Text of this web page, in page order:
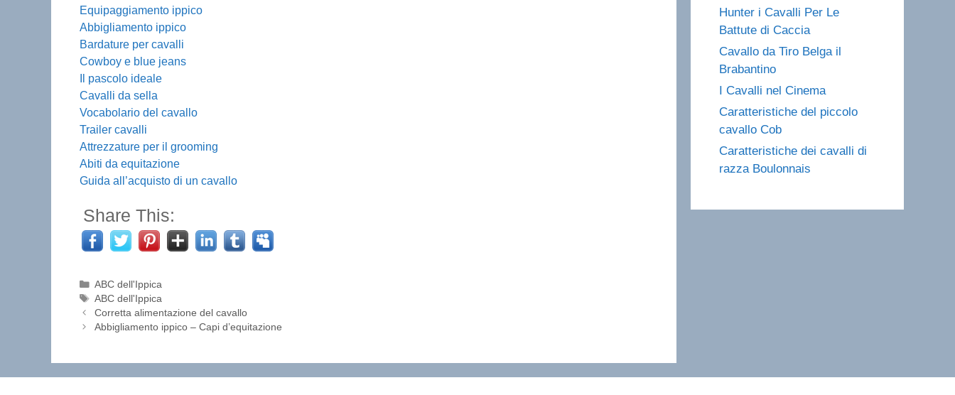
Equipaggiamento ippico
Abbigliamento ippico
Bardature per cavalli
Cowboy e blue jeans
Il pascolo ideale
Cavalli da sella
Vocabolario del cavallo
Trailer cavalli
Attrezzature per il grooming
Abiti da equitazione
Guida all’acquisto di un cavallo
Share This:
Categorie
ABC dell'Ippica
Tag
ABC dell'Ippica
Corretta alimentazione del cavallo
Abbigliamento ippico – Capi d’equitazione
Hunter i Cavalli Per Le
Battute di Caccia
Cavallo da Tiro Belga il
Brabantino
I Cavalli nel Cinema
Caratteristiche del piccolo
cavallo Cob
Caratteristiche dei cavalli di
razza Boulonnais